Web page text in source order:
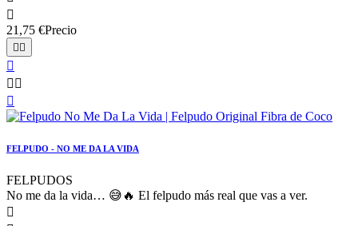

21,75 €Precio


 

FELPUDO - NO ME DA LA VIDA
FELPUDOS
No me da la vida… 😅🔥 El felpudo más real que vas a ver.
